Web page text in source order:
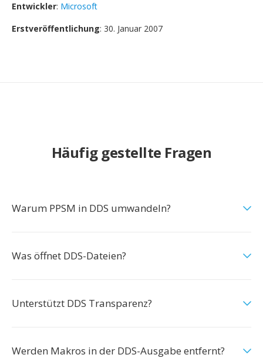
Entwickler: Microsoft
Erstveröffentlichung: 30. Januar 2007
Häufig gestellte Fragen
Warum PPSM in DDS umwandeln?
Was öffnet DDS-Dateien?
Unterstützt DDS Transparenz?
Werden Makros in der DDS-Ausgabe entfernt?